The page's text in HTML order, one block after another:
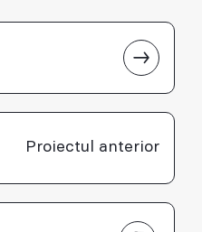
Proiectul anterior